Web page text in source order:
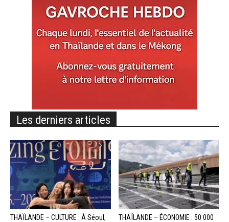
Les derniers articles
THAÏLANDE – CULTURE : À Séoul,
THAÏLANDE – ÉCONOMIE : 50 000